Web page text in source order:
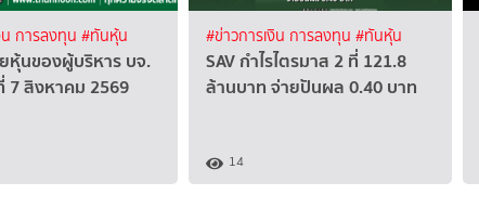
น การลงทุน #ทันหุ้น
หุ้นของผู้บริหาร บจ.
7 สิงหาคม 2569
#ข่าวการเงิน การลงทุน #ทันหุ้น
SAV กำไรไตรมาส 2 ที่ 121.8
ล้านบาท จ่ายปันผล 0.40 บาท
14